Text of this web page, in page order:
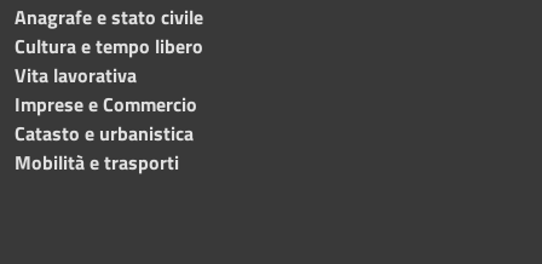
Anagrafe e stato civile
Cultura e tempo libero
Vita lavorativa
Imprese e Commercio
Catasto e urbanistica
Mobilità e trasporti